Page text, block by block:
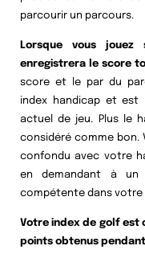
parcourir un parcours.
Lorsque vous
enregistrera le score
score et le par du
index handicap et est
actuel de jeu. Plus le
considéré comme bon.
confondu avec votre
en demandant à
compétente dans votre
Votre index de golf est
points obtenus